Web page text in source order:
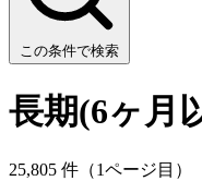
この条件で検索
長期(6ヶ月
25,805 件（1ページ目）